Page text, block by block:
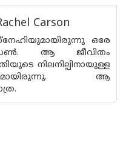
Carson
ഒരേ
ആ ജീവിതം
നിലനില്പിനായുള്ള
ആ